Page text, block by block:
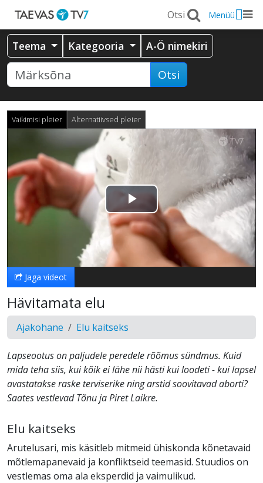
Menüü
Teema Kategooria A-Ö nimekiri
Otsi
Vaikimisi pleier Alternatiivsed pleier
Esita
video
Jaga videot
Hävitamata elu
Ajakohane Elu kaitseks
Lapseootus on paljudele peredele rõõmus sündmus. Kuid
mida teha siis, kui kõik ei lähe nii hästi kui loodeti - kui lapsel
avastatakse raske terviserike ning arstid soovitavad aborti?
Saates vestlevad Tõnu ja Piret Laikre.
Elu kaitseks
Arutelusari, mis käsitleb mitmeid ühiskonda kõnetavaid
mõtlemapanevaid ja konfliktseid teemasid. Stuudios on
vestlemas oma ala eksperdid ja vaimulikud.